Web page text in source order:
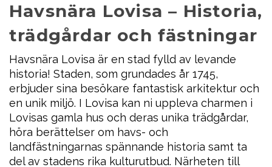
Havsnära Lovisa – Historia,
trädgårdar och fästningar
Havsnära Lovisa är en stad fylld av levande
historia! Staden, som grundades år 1745,
erbjuder sina besökare fantastisk arkitektur och
en unik miljö. I Lovisa kan ni uppleva charmen i
Lovisas gamla hus och deras unika trädgårdar,
höra berättelser om havs- och
landfästningarnas spännande historia samt ta
del av stadens rika kulturutbud. Närheten till